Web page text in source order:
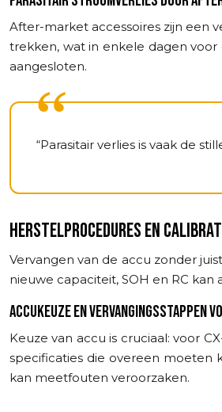
After-market accessoires zijn een
trekken, wat in enkele dagen
aangesloten.
“Parasitair verlies is vaak de
HERSTELPROCEDURES EN
Vervangen van de accu zonder
nieuwe capaciteit, SOH en RC
ACCUKEUZE EN VERVANGINGSSTAPPEN
Keuze van accu is cruciaal: voor
specificaties die overeen moeten
kan meetfouten veroorzaken.